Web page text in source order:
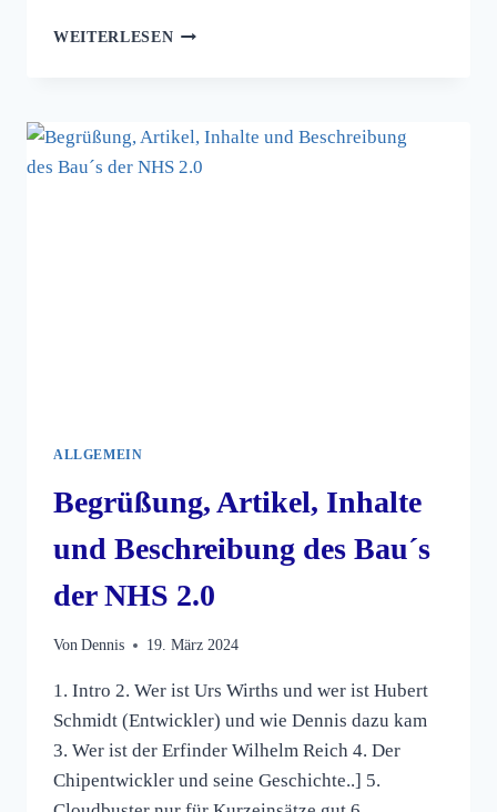
WEITERLESENKONGRESS
BEI
WIENER
ALLGEMEIN
Begrüßung, Artikel, Inhalte
und Beschreibung des Bau´s
der NHS 2.0
Von Dennis 19. März 2024
1. Intro 2. Wer ist Urs Wirths und wer ist Hubert
Schmidt (Entwickler) und wie Dennis dazu kam
3. Wer ist der Erfinder Wilhelm Reich 4. Der
Chipentwickler und seine Geschichte..] 5.